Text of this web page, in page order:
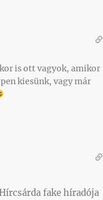
is ott vagyok, amikor
kiesünk, vagy már
fake híradója